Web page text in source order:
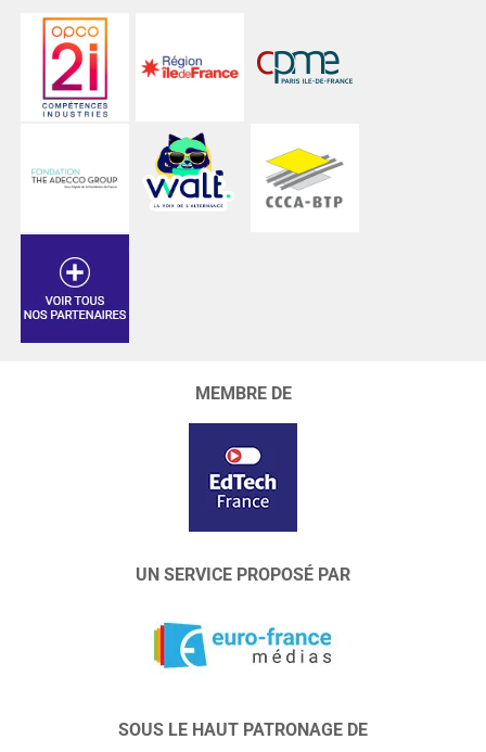
MEMBRE DE
UN SERVICE PROPOSÉ PAR
SOUS LE HAUT PATRONAGE DE